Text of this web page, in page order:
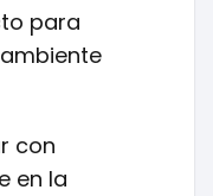
para
con
en la